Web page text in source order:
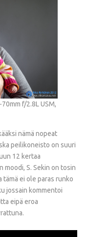
f/2.8L USM,
nämä nopeat
peilikoneisto on suuri
12 kertaa
moodi, S. Sekin on tosin
ei ole paras runko
jossain kommentoi
eipä eroa